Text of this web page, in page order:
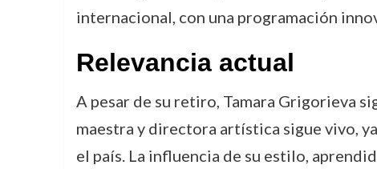
internacional, con una programación
Relevancia actual
A pesar de su retiro, Tamara Grigorieva
maestra y directora artística sigue vivo,
el país. La influencia de su estilo,